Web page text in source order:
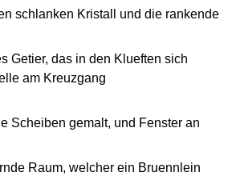
schlanken Kristall und die rankende
Getier, das in den Klueften sich
am Kreuzgang
Scheiben gemalt, und Fenster an
Raum, welcher ein Bruennlein